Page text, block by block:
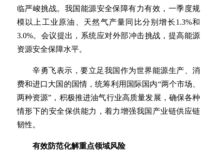
临严峻挑战。我国能源安全保障有力有效，一季度规
模以上工业原油、天然气产量同比分别增长1.3%和
3.0%。会议提出，系统应对外部冲击挑战，提高能源
资源安全保障水平。
辛勇飞表示，要立足我国作为世界能源生产、消
费和进口大国的国情，统筹利用国际国内“两个市场、
两种资源”，积极推进油气行业高质量发展，确保各种
情形下的安全保供能力，着力增强我国产业链供应链
韧性。
有效防范化解重点领域风险